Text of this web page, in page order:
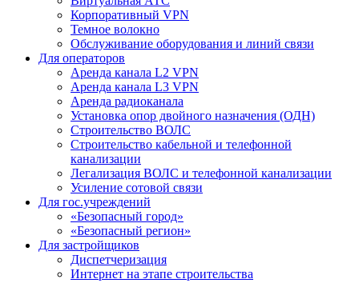
Корпоративный VPN
Темное волокно
Обслуживание оборудования и линий связи
Для операторов
Аренда канала L2 VPN
Аренда канала L3 VPN
Аренда радиоканала
Установка опор двойного назначения (ОДН)
Строительство ВОЛС
Строительство кабельной и телефонной
канализации
Легализация ВОЛС и телефонной канализации
Усиление сотовой связи
Для гос.учреждений
«Безопасный город»
«Безопасный регион»
Для застройщиков
Диспетчеризация
Интернет на этапе строительства